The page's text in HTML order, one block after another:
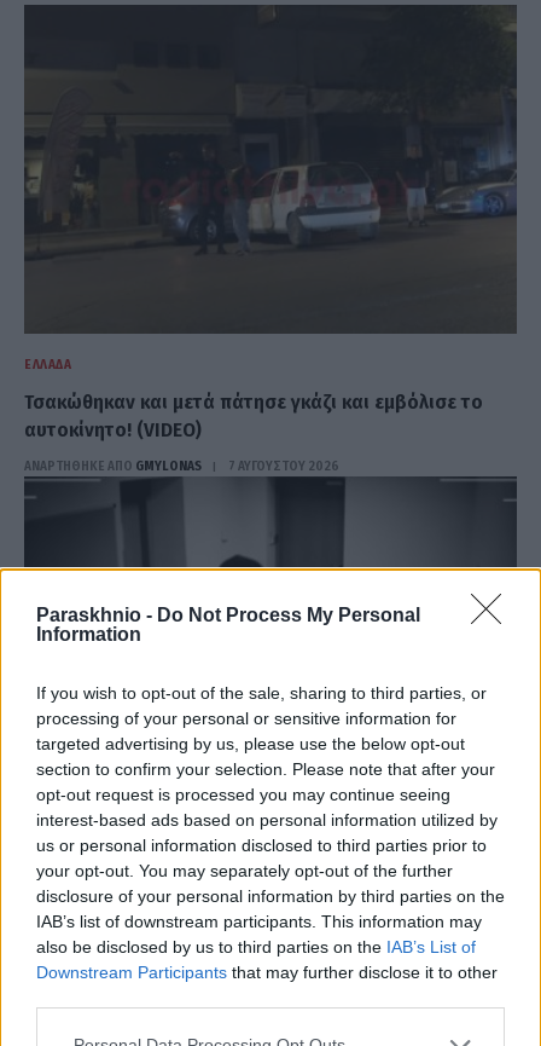
Paraskhnio - Do Not Process My Personal
Information
If you wish to opt-out of the sale, sharing to third parties, or
processing of your personal or sensitive information for
targeted advertising by us, please use the below opt-out
section to confirm your selection. Please note that after your
opt-out request is processed you may continue seeing
interest-based ads based on personal information utilized by
us or personal information disclosed to third parties prior to
your opt-out. You may separately opt-out of the further
disclosure of your personal information by third parties on the
IAB’s list of downstream participants. This information may
also be disclosed by us to third parties on the IAB’s List of
Downstream Participants that may further disclose it to other
Please note that this website/app uses one or more Google
ΕΛΛΆΔΑ
Τσακώθηκαν και μετά πάτησε γκάζι και εμβόλισε το
αυτοκίνητο! (VIDEO)
ΑΝΑΡΤΗΘΗΚΕ ΑΠΟ GMYLONAS 7 ΑΥΓΟΎΣΤΟΥ 2026
Πώς να προστατέψετε το σπίτι σας από τους κλέφτες
όταν λείπετε για διακοπές (VIDEO)
ΑΝΑΡΤΗΘΗΚΕ ΑΠΟ GMYLONAS 7 ΑΥΓΟΎΣΤΟΥ 2026